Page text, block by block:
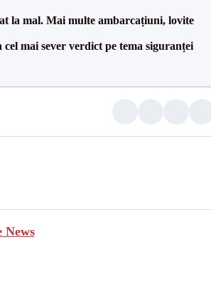
la mal. Mai multe ambarcațiuni, lovite
mai sever verdict pe tema siguranței
News